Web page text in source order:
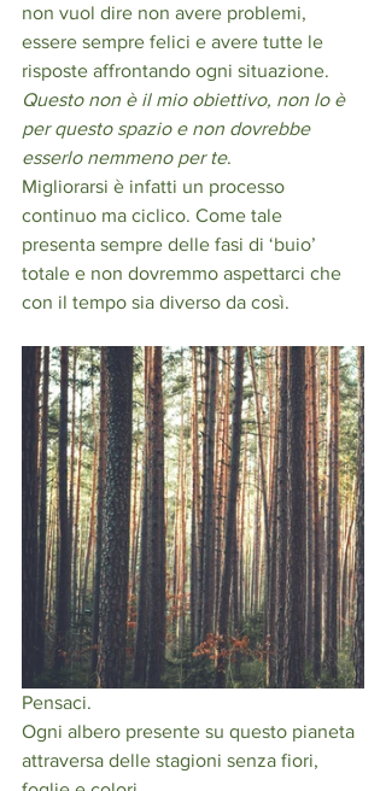
non vuol dire non avere problemi,
essere sempre felici e avere tutte le
risposte affrontando ogni situazione.
Questo non è il mio obiettivo, non lo è
per questo spazio e non dovrebbe
esserlo nemmeno per te.
Migliorarsi è infatti un processo
continuo ma ciclico. Come tale
presenta sempre delle fasi di ‘buio’
totale e non dovremmo aspettarci che
con il tempo sia diverso da così.
Pensaci.
Ogni albero presente su questo pianeta
attraversa delle stagioni senza fiori,